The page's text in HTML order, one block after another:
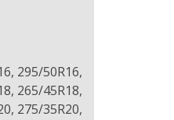
295/50R16,
265/45R18,
275/35R20,